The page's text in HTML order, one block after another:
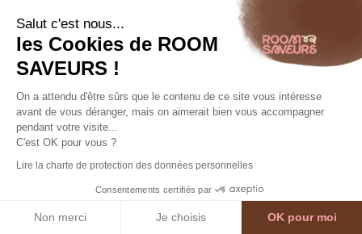
Salut c'est nous...
les Cookies de ROOM
SAVEURS !
On a attendu d'être sûrs que le contenu de ce site vous intéresse
avant de vous déranger, mais on aimerait bien vous accompagner
pendant votre visite...
C'est OK pour vous ?
Lire la charte de protection des données personnelles
Consentements certifiés par
Non merci Je choisis OK pour moi
épis pour vos événements en entreprise avec Room
Saveurs : Room’ Gaufrépis, c’est une animation
gourmande et délicieusement régressive ! Nos
délicieus…
Details